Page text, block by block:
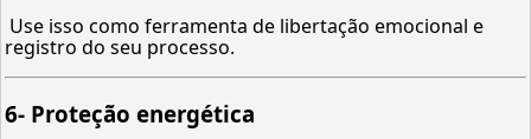
Use isso como ferramenta de libertação emocional e
registro do seu processo.
6- Proteção energética